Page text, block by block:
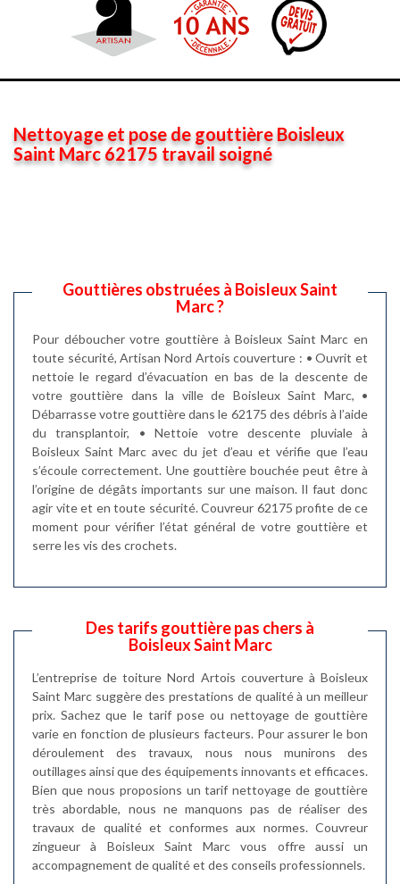
Nettoyage et pose de gouttière Boisleux
Saint Marc 62175 travail soigné
Gouttières obstruées à Boisleux Saint
Marc ?
Pour déboucher votre gouttière à Boisleux Saint Marc en
toute sécurité, Artisan Nord Artois couverture : • Ouvrit et
nettoie le regard d’évacuation en bas de la descente de
votre gouttière dans la ville de Boisleux Saint Marc, •
Débarrasse votre gouttière dans le 62175 des débris à l’aide
du transplantoir, • Nettoie votre descente pluviale à
Boisleux Saint Marc avec du jet d’eau et vérifie que l’eau
s’écoule correctement. Une gouttière bouchée peut être à
l’origine de dégâts importants sur une maison. Il faut donc
agir vite et en toute sécurité. Couvreur 62175 profite de ce
moment pour vérifier l’état général de votre gouttière et
serre les vis des crochets.
Des tarifs gouttière pas chers à
Boisleux Saint Marc
L’entreprise de toiture Nord Artois couverture à Boisleux
Saint Marc suggère des prestations de qualité à un meilleur
prix. Sachez que le tarif pose ou nettoyage de gouttière
varie en fonction de plusieurs facteurs. Pour assurer le bon
déroulement des travaux, nous nous munirons des
outillages ainsi que des équipements innovants et efficaces.
Bien que nous proposions un tarif nettoyage de gouttière
très abordable, nous ne manquons pas de réaliser des
travaux de qualité et conformes aux normes. Couvreur
zingueur à Boisleux Saint Marc vous offre aussi un
accompagnement de qualité et des conseils professionnels.